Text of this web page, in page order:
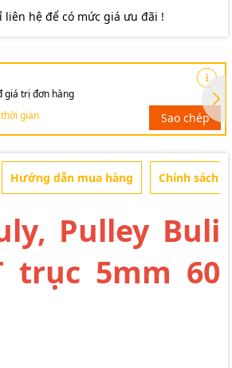
liên hệ để có mức giá ưu đãi !
giá trị đơn hàng
gian
Sao chép
Hướng dẫn mua hàng Chính sách
Pulley Buli
trục 5mm 60